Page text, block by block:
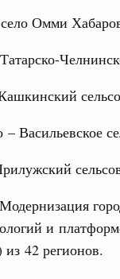
Омми
– Васильевское
и
из 42 регионов.
во
с главами
строительства